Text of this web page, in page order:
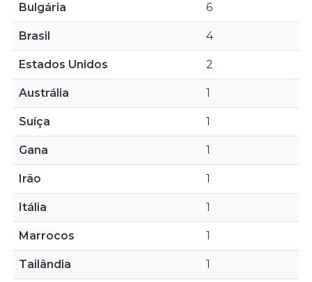
Bulgária 6
Brasil 4
Estados Unidos 2
Austrália 1
Suíça 1
Gana 1
Irão 1
Itália 1
Marrocos 1
Tailândia 1